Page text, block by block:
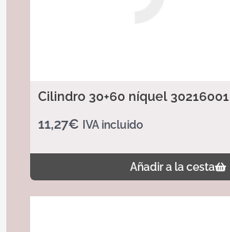
Cilindro 30+60 níquel 30216001
11,27€ IVA incluido
Añadir a la cesta